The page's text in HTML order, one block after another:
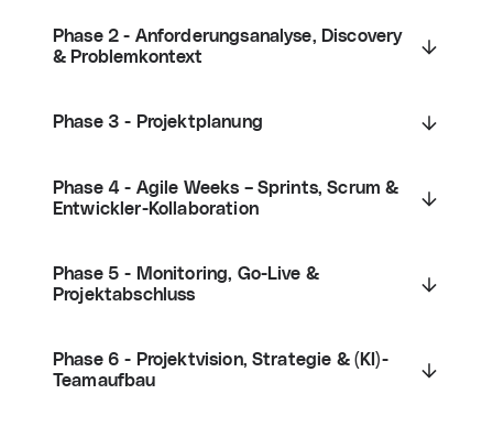
Phase 2 - Anforderungsanalyse, Discovery
& Problemkontext
Phase 3 - Projektplanung
Phase 4 - Agile Weeks – Sprints, Scrum &
Entwickler-Kollaboration
Phase 5 - Monitoring, Go-Live &
Projektabschluss
Phase 6 - Projektvision, Strategie & (KI)-
Teamaufbau